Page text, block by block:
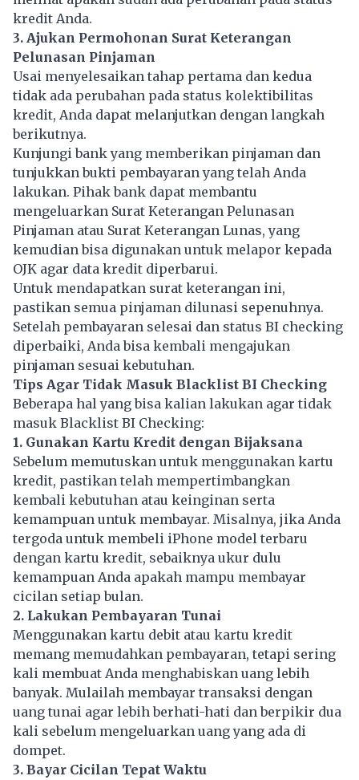
kredit Anda.
3. Ajukan Permohonan Surat Keterangan
Pelunasan Pinjaman
Usai menyelesaikan tahap pertama dan kedua
tidak ada perubahan pada status kolektibilitas
kredit, Anda dapat melanjutkan dengan langkah
berikutnya.
Kunjungi bank yang memberikan pinjaman dan
tunjukkan bukti pembayaran yang telah Anda
lakukan. Pihak bank dapat membantu
mengeluarkan Surat Keterangan Pelunasan
Pinjaman atau Surat Keterangan Lunas, yang
kemudian bisa digunakan untuk melapor kepada
OJK agar data kredit diperbarui.
Untuk mendapatkan surat keterangan ini,
pastikan semua pinjaman dilunasi sepenuhnya.
Setelah pembayaran selesai dan status BI checking
diperbaiki, Anda bisa kembali mengajukan
pinjaman sesuai kebutuhan.
Tips Agar Tidak Masuk Blacklist BI Checking
Beberapa hal yang bisa kalian lakukan agar tidak
masuk Blacklist BI Checking:
1. Gunakan Kartu Kredit dengan Bijaksana
Sebelum memutuskan untuk menggunakan kartu
kredit, pastikan telah mempertimbangkan
kembali kebutuhan atau keinginan serta
kemampuan untuk membayar. Misalnya, jika Anda
tergoda untuk membeli iPhone model terbaru
dengan kartu kredit, sebaiknya ukur dulu
kemampuan Anda apakah mampu membayar
cicilan setiap bulan.
2. Lakukan Pembayaran Tunai
Menggunakan kartu debit atau kartu kredit
memang memudahkan pembayaran, tetapi sering
kali membuat Anda menghabiskan uang lebih
banyak. Mulailah membayar transaksi dengan
uang tunai agar lebih berhati-hati dan berpikir dua
kali sebelum mengeluarkan uang yang ada di
dompet.
3. Bayar Cicilan Tepat Waktu